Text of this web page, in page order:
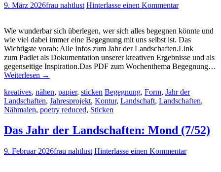
9. März 2026frau nahtlust Hinterlasse einen Kommentar
Wie wunderbar sich überlegen, wer sich alles begegnen könnte und
wie viel dabei immer eine Begegnung mit uns selbst ist. Das
Wichtigste vorab: Alle Infos zum Jahr der Landschaften.Link
zum Padlet als Dokumentation unserer kreativen Ergebnisse und als
gegenseitige Inspiration.Das PDF zum Wochenthema Begegnung…
Weiterlesen →
kreatives, nähen, papier, sticken Begegnung, Form, Jahr der
Landschaften, Jahresprojekt, Kontur, Landschaft, Landschaften,
Nähmalen, poetry reduced, Sticken
Das Jahr der Landschaften: Mond (7/52)
9. Februar 2026frau nahtlust Hinterlasse einen Kommentar